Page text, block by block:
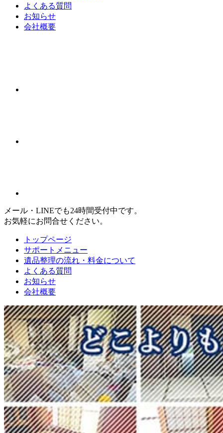
よくある質問
お知らせ
会社概要
メール・LINEでも24時間受付中です。
お気軽にお問合せください。
トップページ
サポートメニュー
遺品整理の流れ・料金について
よくある質問
お知らせ
会社概要